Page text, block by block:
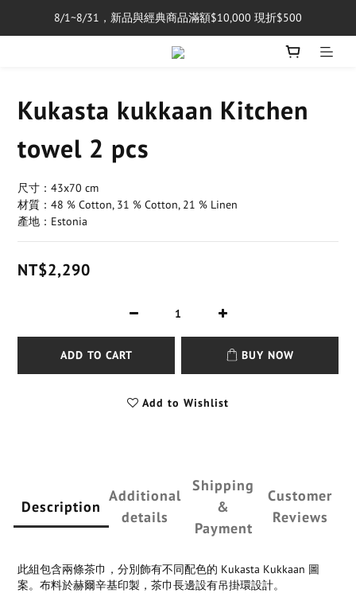
單筆消費滿$5,000享免運費
8/1~8/31，新品與經典商品滿額$10,000 現折$500
單筆消費滿$5,000享免運費
Kukasta kukkaan Kitchen
towel 2 pcs
尺寸：43x70 cm
材質：48 % Cotton, 31 % Cotton, 21 % Linen
產地：Estonia
NT$2,290
ADD TO CART BUY NOW
Add to Wishlist
Description
Additional
details
Shipping
&
Payment
Customer
Reviews
此組包含兩條茶巾，分別飾有不同配色的 Kukasta Kukkaan 圖
案。布料於赫爾辛基印製，茶巾長邊設有吊掛環設計。